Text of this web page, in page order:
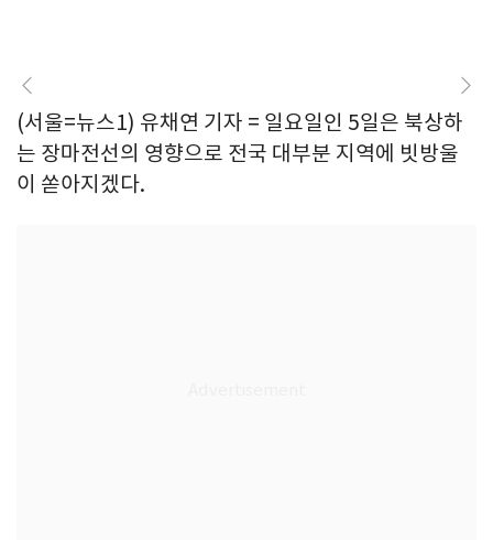
(서울=뉴스1) 유채연 기자 = 일요일인 5일은 북상하
는 장마전선의 영향으로 전국 대부분 지역에 빗방울
이 쏟아지겠다.